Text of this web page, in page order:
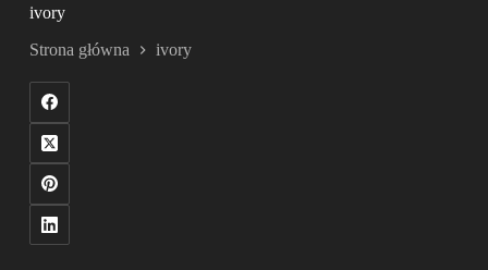
ivory
Strona główna ivory